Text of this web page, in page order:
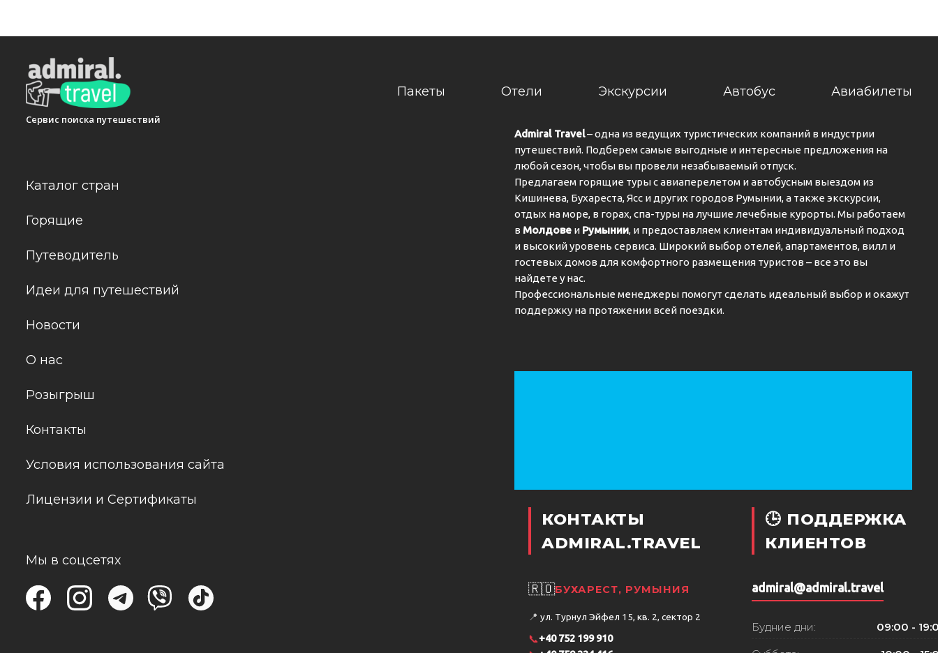
Сервис поиска путешествий
Пакеты Отели Экскурсии Автобус Авиабилеты
Каталог стран
Горящие
Путеводитель
Идеи для путешествий
Новости
О нас
Розыгрыш
Контакты
Условия использования сайта
Лицензии и Сертификаты
Мы в соцсетях
Admiral Travel– одна из ведущих туристических компаний в индустрии
путешествий. Подберем самые выгодные и интересные предложения на
любой сезон, чтобы вы провели незабываемый отпуск.
Предлагаем горящие туры с авиаперелетом и автобусным выездом из
Кишинева, Бухареста, Ясс и других городов Румынии, а также экскурсии,
отдых на море, в горах, спа-туры на лучшие лечебные курорты. Мы работаем
в Молдове и Румынии, и предоставляем клиентам индивидуальный подход
и высокий уровень сервиса. Широкий выбор отелей, апартаментов, вилл и
гостевых домов для комфортного размещения туристов – все это вы
найдете у нас.
Профессиональные менеджеры помогут сделать идеальный выбор и окажут
поддержку на протяжении всей поездки.
КОНТАКТЫ
ADMIRAL.TRAVEL
🇷🇴БУХАРЕСТ, РУМЫНИЯ
📍 ул. Турнул Эйфел 15, кв. 2, сектор 2
📞+40 752 199 910
🕒 ПОДДЕРЖКА
КЛИЕНТОВ
admiral@admiral.travel
Будние дни: 09:00 -